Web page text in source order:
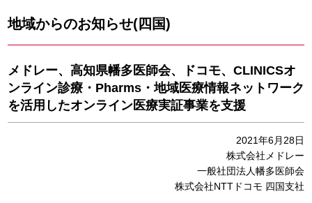
地域からのお知らせ(四国)
メドレー、高知県幡多医師会、ドコモ、CLINICSオ
ンライン診療・Pharms・地域医療情報ネットワーク
を活用したオンライン医療実証事業を支援
2021年6月28日
株式会社メドレー
一般社団法人幡多医師会
株式会社NTTドコモ 四国支社